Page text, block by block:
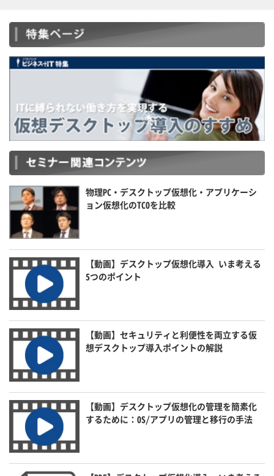
物理PC・デスクトップ仮想化・アプリケーシ
ョン仮想化のTCOを比較
【動画】デスクトップ仮想化導入 いま考える
5つのポイント
【動画】セキュリティと利便性を両立する仮
想デスクトップ導入ポイントの解説
【動画】デスクトップ仮想化の管理を簡素化
するために：OS/アプリの管理と移行の手法